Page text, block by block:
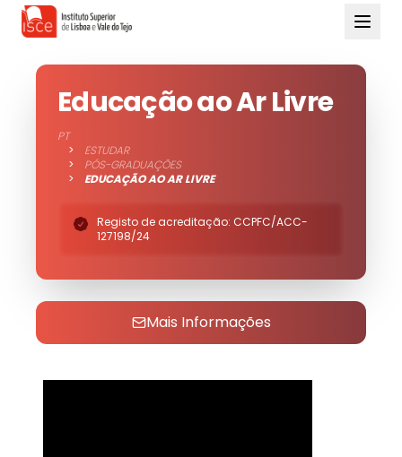
Educação ao Ar Livre
PT
>
ESTUDAR
>
PÓS-GRADUAÇÕES
>
EDUCAÇÃO AO AR LIVRE
Registo de acreditação: CCPFC/ACC-
127198/24
Mais Informações